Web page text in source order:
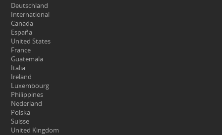
Deutschland
International
Canada
España
United States
France
Guatemala
Italia
Ireland
Luxembourg
Philippines
Nederland
Polska
Suisse
United Kingdom